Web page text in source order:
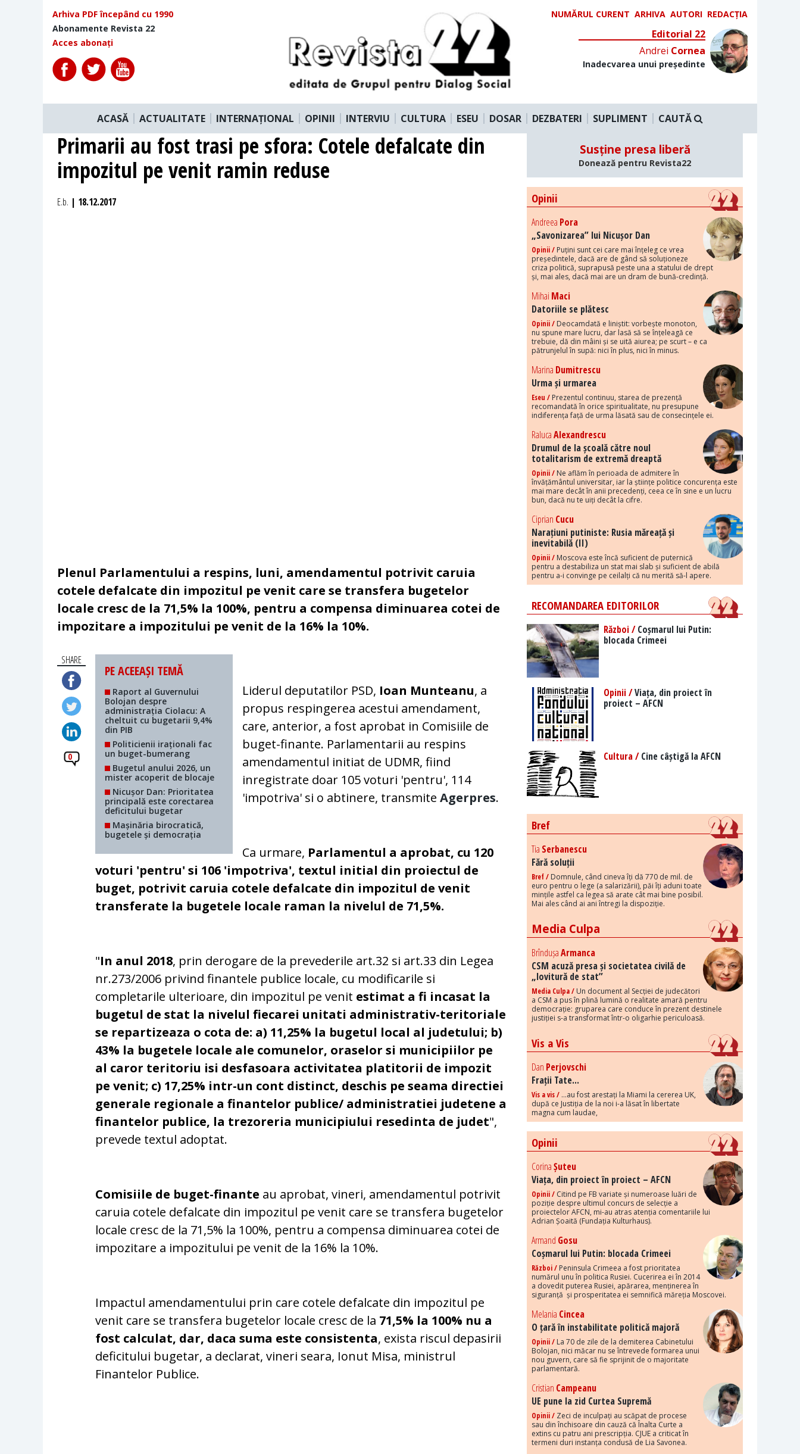
Arhiva PDF începând cu 1990
Abonamente Revista 22
Acces abonați
NUMĂRUL CURENT ARHIVA AUTORI REDACȚIA
Editorial 22
Andrei Cornea
Inadecvarea unui președinte
ACASĂ ACTUALITATE INTERNAȚIONAL OPINII INTERVIU CULTURA ESEU DOSAR DEZBATERI SUPLIMENT CAUTĂ
Primarii au fost trasi pe sfora: Cotele defalcate din
impozitul pe venit ramin reduse
E.b. | 18.12.2017
Plenul Parlamentului a respins, luni, amendamentul potrivit caruia
cotele defalcate din impozitul pe venit care se transfera bugetelor
locale cresc de la 71,5% la 100%, pentru a compensa diminuarea cotei de
impozitare a impozitului pe venit de la 16% la 10%.
SHARE
0
PE ACEEAȘI TEMĂ
Raport al Guvernului
Bolojan despre
administrația Ciolacu: A
cheltuit cu bugetarii 9,4%
din PIB
Politicienii iraționali fac
un buget-bumerang
Bugetul anului 2026, un
mister acoperit de blocaje
Nicușor Dan: Prioritatea
principală este corectarea
deficitului bugetar
Mașinăria birocratică,
bugetele și democrația
Liderul deputatilor PSD, Ioan Munteanu, a
propus respingerea acestui amendament,
care, anterior, a fost aprobat in Comisiile de
buget-finante. Parlamentarii au respins
amendamentul initiat de UDMR, fiind
inregistrate doar 105 voturi 'pentru', 114
'impotriva' si o abtinere, transmiteAgerpres.
Ca urmare, Parlamentul a aprobat, cu 120
voturi 'pentru' si 106 'impotriva', textul initial din proiectul de
buget, potrivit caruia cotele defalcate din impozitul de venit
transferate la bugetele locale raman la nivelul de 71,5%.
"In anul 2018, prin derogare de la prevederile art.32 si art.33 din Legea
nr.273/2006 privind finantele publice locale, cu modificarile si
completarile ulterioare, din impozitul pe venit estimat a fi incasat la
bugetul de stat la nivelul fiecarei unitati administrativ-teritoriale
se repartizeaza o cota de: a) 11,25% la bugetul local al judetului; b)
43% la bugetele locale ale comunelor, oraselor si municipiilor pe
al caror teritoriu isi desfasoara activitatea platitorii de impozit
pe venit; c) 17,25% intr-un cont distinct, deschis pe seama directiei
generale regionale a finantelor publice/ administratiei judetene a
finantelor publice, la trezoreria municipiului resedinta de judet",
prevede textul adoptat.
Comisiile de buget-finante au aprobat, vineri, amendamentul potrivit
caruia cotele defalcate din impozitul pe venit care se transfera bugetelor
locale cresc de la 71,5% la 100%, pentru a compensa diminuarea cotei de
impozitare a impozitului pe venit de la 16% la 10%.
Impactul amendamentului prin care cotele defalcate din impozitul pe
venit care se transfera bugetelor locale cresc de la 71,5% la 100% nu a
fost calculat, dar, daca suma este consistenta, exista riscul depasirii
deficitului bugetar, a declarat, vineri seara, Ionut Misa, ministrul
Finantelor Publice.
Susține presa liberă
Donează pentru Revista22
Opinii
Andreea Pora
„Savonizarea” lui Nicușor Dan
Opinii / Puțini sunt cei care mai înțeleg ce vrea
președintele, dacă are de gând să soluționeze
criza politică, suprapusă peste una a statului de drept
și, mai ales, dacă mai are un dram de bună-credință.
Mihai Maci
Datoriile se plătesc
Opinii / Deocamdată e liniștit: vorbește monoton,
nu spune mare lucru, dar lasă să se înțeleagă ce
trebuie, dă din mâini și se uită aiurea; pe scurt – e ca
pătrunjelul în supă: nici în plus, nici în minus.
Marina Dumitrescu
Urma și urmarea
Eseu / Prezentul continuu, starea de prezență
recomandată în orice spiritualitate, nu presupune
indiferența față de urma lăsată sau de consecințele ei.
RalucaAlexandrescu
Drumul de la școală către noul
totalitarism de extremă dreaptă
Opinii / Ne aflăm în perioada de admitere în
învățământul universitar, iar la științe politice concurența este
mai mare decât în anii precedenți, ceea ce în sine e un lucru
bun, dacă nu te uiți decât la cifre.
Ciprian Cucu
Narațiuni putiniste: Rusia măreață și
inevitabilă (II)
Opinii / Moscova este încă suficient de puternică
pentru a destabiliza un stat mai slab și suficient de abilă
pentru a-i convinge pe ceilalți că nu merită să-l apere.
RECOMANDAREA EDITORILOR
Război /Coșmarul lui Putin:
blocada Crimeei
Opinii /Viața, din proiect în
proiect – AFCN
Cultura /Cine câștigă la AFCN
Bref
Tia Serbanescu
Fără soluții
Bref / Domnule, când cineva îți dă 770 de mil. de
euro pentru o lege (a salarizării), păi îți aduni toate
mințile astfel ca legea să arate cât mai bine posibil.
Mai ales când ai ani întregi la dispoziție.
Media Culpa
BrîndușaArmanca
CSM acuză presa și societatea civilă de
„lovitură de stat”
Media Culpa / Un document al Secției de judecători
a CSM a pus în plină lumină o realitate amară pentru
democrație: gruparea care conduce în prezent destinele
justiției s-a transformat într-o oligarhie periculoasă.
Vis a Vis
Dan Perjovschi
Frații Tate...
Vis a vis / ...au fost arestați la Miami la cererea UK,
după ce Justiția de la noi i-a lăsat în libertate
magna cum laudae,
Opinii
CorinaȘuteu
Viața, din proiect în proiect – AFCN
Opinii / Citind pe FB variate și numeroase luări de
poziție despre ultimul concurs de selecție a
proiectelor AFCN, mi-au atras atenția comentariile lui
Adrian Șoaită (Fundația Kulturhaus).
Armand Gosu
Coșmarul lui Putin: blocada Crimeei
Război / Peninsula Crimeea a fost prioritatea
numărul unu în politica Rusiei. Cucerirea ei în 2014
a dovedit puterea Rusiei, apărarea, menținerea în
siguranță și prosperitatea ei semnifică măreția Moscovei.
Melania Cincea
O țară în instabilitate politică majoră
Opinii / La 70 de zile de la demiterea Cabinetului
Bolojan, nici măcar nu se întrevede formarea unui
nou guvern, care să fie sprijinit de o majoritate
parlamentară.
Cristian Campeanu
UE pune la zid Curtea Supremă
Opinii / Zeci de inculpați au scăpat de procese
sau din închisoare din cauză că Înalta Curte a
extins cu patru ani prescripția. CJUE a criticat în
termeni duri instanța condusă de Lia Savonea.